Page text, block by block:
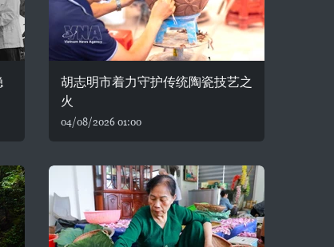
胡志明市着力守护传统陶瓷技艺之
火
04/08/2026 01:00